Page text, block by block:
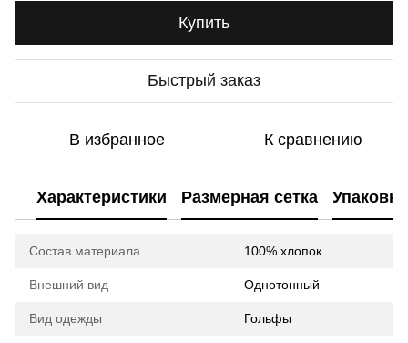
Купить
Быстрый заказ
В избранное К сравнению
Характеристики Размерная сетка Упаковка
Состав материала 100% хлопок
Внешний вид Однотонный
Вид одежды Гольфы